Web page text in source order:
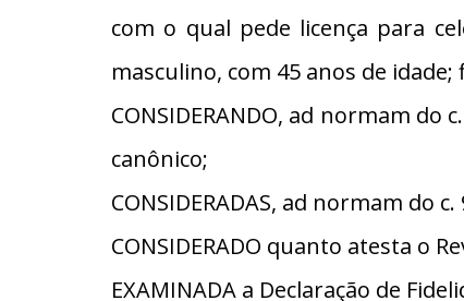
com o qual pede licença para
masculino, com 45 anos de idade;
CONSIDERANDO, ad normam
canônico;
CONSIDERADAS, ad normam do
CONSIDERADO quanto atesta o
EXAMINADA a Declaração de